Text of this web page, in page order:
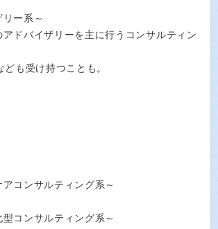
ー系～
ドバイザリーを主に行うコンサルティン
も受け持つことも。
コンサルティング系～
コンサルティング系～